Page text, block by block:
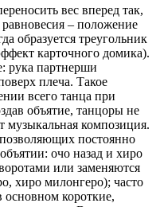
вес вперед так,
– положение
образуется треугольник
карточного домика).
рука партнерши
плеча. Такое
всего танца при
объятие, танцоры не
музыкальная композиция.
постоянно
очо назад и хиро
или заменяются
хиро милонгеро); часто
основном короткие,